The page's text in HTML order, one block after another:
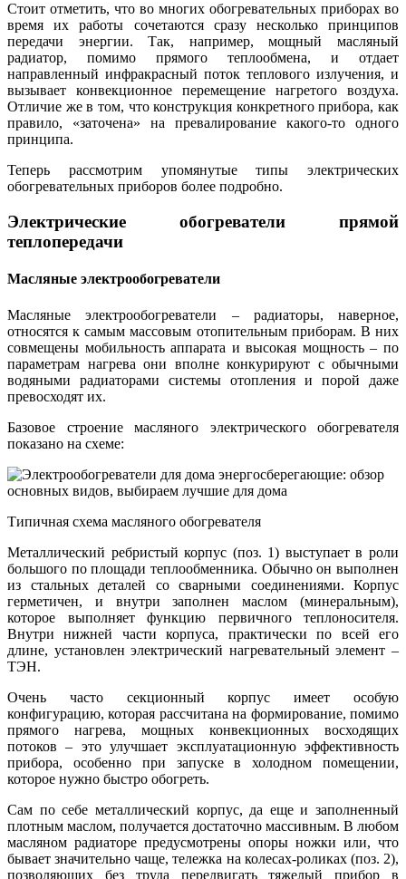
Стоит отметить, что во многих обогревательных приборах во
время их работы сочетаются сразу несколько принципов
передачи энергии. Так, например, мощный масляный
радиатор, помимо прямого теплообмена, и отдает
направленный инфракрасный поток теплового излучения, и
вызывает конвекционное перемещение нагретого воздуха.
Отличие же в том, что конструкция конкретного прибора, как
правило, «заточена» на превалирование какого-то одного
принципа.
Теперь рассмотрим упомянутые типы электрических
обогревательных приборов более подробно.
Электрические обогреватели прямой
теплопередачи
Масляные электрообогреватели
Масляные электрообогреватели – радиаторы, наверное,
относятся к самым массовым отопительным приборам. В них
совмещены мобильность аппарата и высокая мощность – по
параметрам нагрева они вполне конкурируют с обычными
водяными радиаторами системы отопления и порой даже
превосходят их.
Базовое строение масляного электрического обогревателя
показано на схеме:
Типичная схема масляного обогревателя
Металлический ребристый корпус (поз. 1) выступает в роли
большого по площади теплообменника. Обычно он выполнен
из стальных деталей со сварными соединениями. Корпус
герметичен, и внутри заполнен маслом (минеральным),
которое выполняет функцию первичного теплоносителя.
Внутри нижней части корпуса, практически по всей его
длине, установлен электрический нагревательный элемент –
ТЭН.
Очень часто секционный корпус имеет особую
конфигурацию, которая рассчитана на формирование, помимо
прямого нагрева, мощных конвекционных восходящих
потоков – это улучшает эксплуатационную эффективность
прибора, особенно при запуске в холодном помещении,
которое нужно быстро обогреть.
Сам по себе металлический корпус, да еще и заполненный
плотным маслом, получается достаточно массивным. В любом
масляном радиаторе предусмотрены опоры ножки или, что
бывает значительно чаще, тележка на колесах-роликах (поз. 2),
позволяющих без труда передвигать тяжелый прибор в